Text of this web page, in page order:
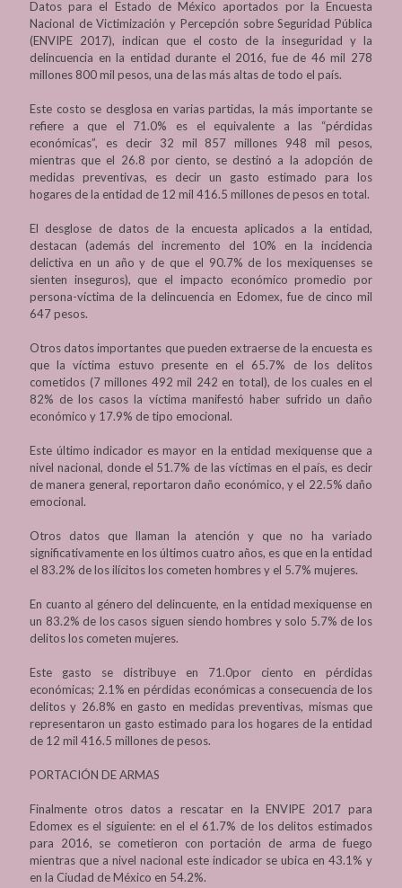
Datos para el Estado de México aportados por la Encuesta
Nacional de Victimización y Percepción sobre Seguridad Pública
(ENVIPE 2017), indican que el costo de la inseguridad y la
delincuencia en la entidad durante el 2016, fue de 46 mil 278
millones 800 mil pesos, una de las más altas de todo el país.
Este costo se desglosa en varias partidas, la más importante se
refiere a que el 71.0% es el equivalente a las “pérdidas
económicas”, es decir 32 mil 857 millones 948 mil pesos,
mientras que el 26.8 por ciento, se destinó a la adopción de
medidas preventivas, es decir un gasto estimado para los
hogares de la entidad de 12 mil 416.5 millones de pesos en total.
El desglose de datos de la encuesta aplicados a la entidad,
destacan (además del incremento del 10% en la incidencia
delictiva en un año y de que el 90.7% de los mexiquenses se
sienten inseguros), que el impacto económico promedio por
persona-víctima de la delincuencia en Edomex, fue de cinco mil
647 pesos.
Otros datos importantes que pueden extraerse de la encuesta es
que la víctima estuvo presente en el 65.7% de los delitos
cometidos (7 millones 492 mil 242 en total), de los cuales en el
82% de los casos la víctima manifestó haber sufrido un daño
económico y 17.9% de tipo emocional.
Este último indicador es mayor en la entidad mexiquense que a
nivel nacional, donde el 51.7% de las víctimas en el país, es decir
de manera general, reportaron daño económico, y el 22.5% daño
emocional.
Otros datos que llaman la atención y que no ha variado
significativamente en los últimos cuatro años, es que en la entidad
el 83.2% de los ilícitos los cometen hombres y el 5.7% mujeres.
En cuanto al género del delincuente, en la entidad mexiquense en
un 83.2% de los casos siguen siendo hombres y solo 5.7% de los
delitos los cometen mujeres.
Este gasto se distribuye en 71.0por ciento en pérdidas
económicas; 2.1% en pérdidas económicas a consecuencia de los
delitos y 26.8% en gasto en medidas preventivas, mismas que
representaron un gasto estimado para los hogares de la entidad
de 12 mil 416.5 millones de pesos.
PORTACIÓN DE ARMAS
Finalmente otros datos a rescatar en la ENVIPE 2017 para
Edomex es el siguiente: en el el 61.7% de los delitos estimados
para 2016, se cometieron con portación de arma de fuego
mientras que a nivel nacional este indicador se ubica en 43.1% y
en la Ciudad de México en 54.2%.